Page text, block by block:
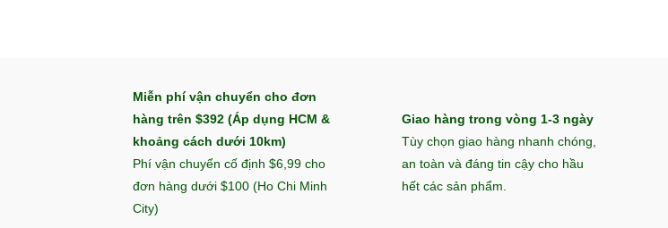
Miễn phí vận chuyển cho đơn
hàng trên $392 (Áp dụng HCM &
khoảng cách dưới 10km)
Phí vận chuyển cố định $6,99 cho
đơn hàng dưới $100 (Ho Chi Minh
City)
Giao hàng trong vòng 1-3 ngày
Tùy chọn giao hàng nhanh chóng,
an toàn và đáng tin cậy cho hầu
hết các sản phẩm.